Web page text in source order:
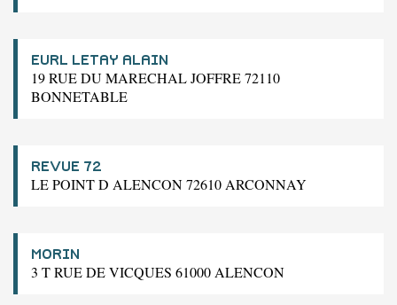
EURL LETAY ALAIN
19 RUE DU MARECHAL JOFFRE 72110
BONNETABLE
REVUE 72
LE POINT D ALENCON 72610 ARCONNAY
MORIN
3 T RUE DE VICQUES 61000 ALENCON